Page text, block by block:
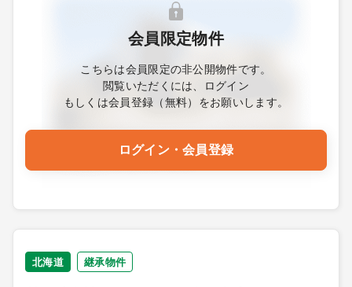
会員限定物件
こちらは会員限定の非公開物件です。
閲覧いただくには、ログイン
もしくは会員登録（無料）をお願いします。
ログイン・会員登録
北海道 継承物件